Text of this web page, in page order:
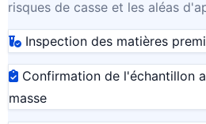
risques de casse et les aléas
Inspection des matières
Confirmation de l'échantillon
masse